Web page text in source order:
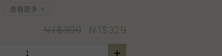
查看更多
NT$329
NT$399